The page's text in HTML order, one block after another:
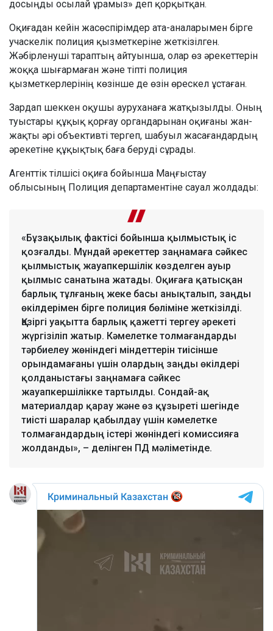
досыңды осылай ұрамыз» деп қорқытқан.
Оқиғадан кейін жасөспірімдер ата-аналарымен бірге
учаскелік полиция қызметкеріне жеткізілген.
Жәбірленуші тараптың айтуынша, олар өз әрекеттерін
жоққа шығармаған және тіпті полиция
қызметкерлерінің көзінше де өзін өрескел ұстаған.
Зардап шеккен оқушы ауруханаға жатқызылды. Оның
туыстары құқық қорғау органдарынан оқиғаны жан-
жақты әрі объективті тергеп, шабуыл жасағандардың
әрекетіне құқықтық баға беруді сұрады.
Агенттік тілшісі оқиға бойынша Маңғыстау
облысының Полиция департаментіне сауал жолдады:
«Бұзақылық фактісі бойынша қылмыстық іс
қозғалды. Мұндай әрекеттер заңнамаға сәйкес
қылмыстық жауапкершілік көзделген ауыр
қылмыс санатына жатады. Оқиғаға қатысқан
барлық тұлғаның жеке басы анықталып, заңды
өкілдерімен бірге полиция бөліміне жеткізілді.
Қазіргі уақытта барлық қажетті тергеу әрекеті
жүргізіліп жатыр. Кәмелетке толмағандарды
тәрбиелеу жөніндегі міндеттерін тиісінше
орындамағаны үшін олардың заңды өкілдері
қолданыстағы заңнамаға сәйкес
жауапкершілікке тартылды. Сондай-ақ
материалдар қарау және өз құзыреті шегінде
тиісті шаралар қабылдау үшін кәмелетке
толмағандардың істері жөніндегі комиссияға
жолданды», – делінген ПД мәліметінде.